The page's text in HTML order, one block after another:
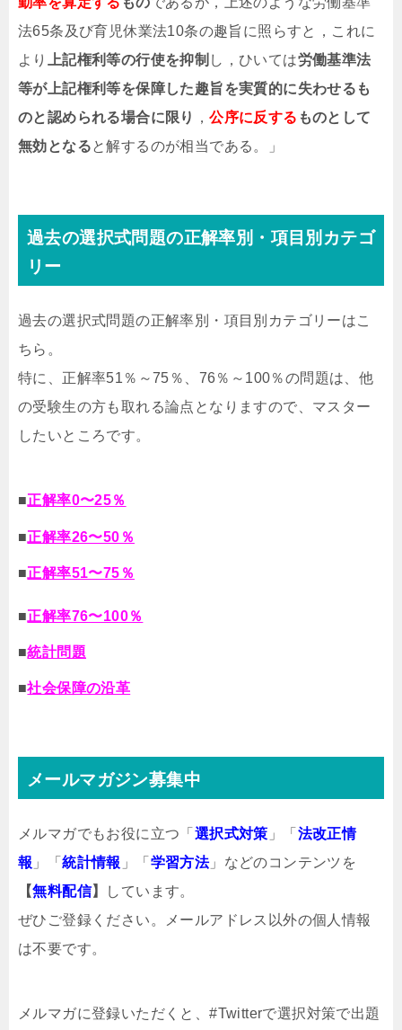
法65条及び育児休業法10条の趣旨に照らすと，これに
より 上記権利等の行使を抑制 し，ひいては労働基準法
等が上記権利等を保障した趣旨を実質的に失わせるも
のと認められる場合に限り
，公序に反する ものとして
無効となると解するのが相当である。」
過去の選択式問題の正解率別・項目別カテゴ
リー
過去の選択式問題の正解率別・項目別カテゴリーはこ
ちら。
特に、正解率51％～75％、76％～100％の問題は、他
の受験生の方も取れる論点となりますので、マスター
したいところです。
■正解率0〜25％
■正解率26〜50％
■正解率51〜75％
■正解率76〜100％
■統計問題
■社会保障の沿革
メールマガジン募集中
メルマガでもお役に立つ「 選択式対策 」「 法改正情
報 」「統計情報 」「 学習方法」などのコンテンツを
【無料配信】
しています。
ぜひご登録ください。メールアドレス以外の個人情報
は不要です。
メルマガに登録いただくと、#Twitterで選択対策で出題